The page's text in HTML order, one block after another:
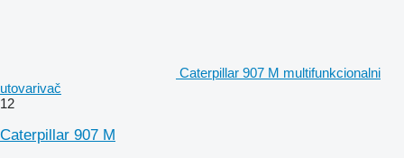
Caterpillar 907 M multifunkcionalni
utovarivač
12
Caterpillar 907 M